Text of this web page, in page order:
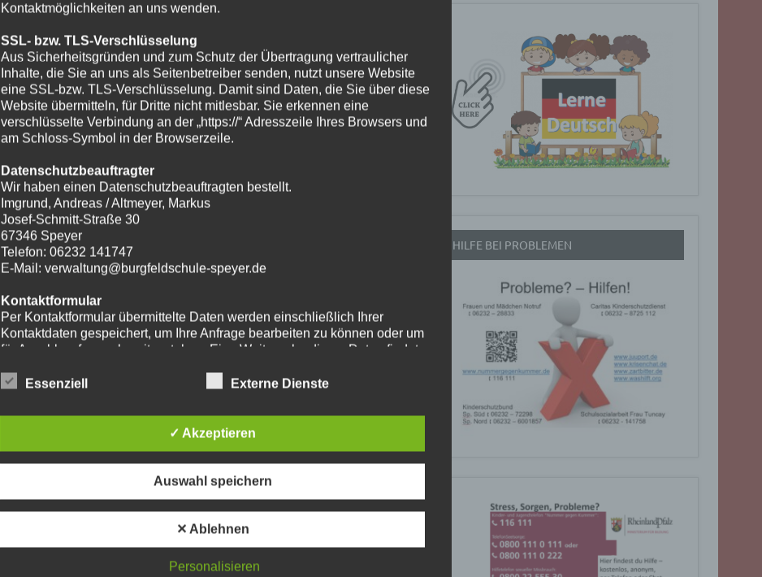
HILFE BEI PROBLEMEN
Kontaktmöglichkeiten an uns wenden.
SSL- bzw. TLS-Verschlüsselung
Aus Sicherheitsgründen und zum Schutz der Übertragung vertraulicher
Inhalte, die Sie an uns als Seitenbetreiber senden, nutzt unsere Website
eine SSL-bzw. TLS-Verschlüsselung. Damit sind Daten, die Sie über diese
Website übermitteln, für Dritte nicht mitlesbar. Sie erkennen eine
verschlüsselte Verbindung an der „https://“ Adresszeile Ihres Browsers und
am Schloss-Symbol in der Browserzeile.
Datenschutzbeauftragter
Wir haben einen Datenschutzbeauftragten bestellt.
Imgrund, Andreas / Altmeyer, Markus
Josef-Schmitt-Straße 30
67346 Speyer
Telefon: 06232 141747
E-Mail: verwaltung@burgfeldschule-speyer.de
Kontaktformular
Per Kontaktformular übermittelte Daten werden einschließlich Ihrer
Kontaktdaten gespeichert, um Ihre Anfrage bearbeiten zu können oder um
für Anschlussfragen bereitzustehen. Eine Weitergabe dieser Daten findet
Die Verarbeitung der in das Kontaktformular eingegebenen Daten erfolgt
DSGVO). Ein Widerruf Ihrer bereits erteilten Einwilligung ist jederzeit
möglich. Für den Widerruf genügt eine formlose Mitteilung per E-Mail. Die
Datenverarbeitungsvorgänge bleibt vom Widerruf unberührt.
Über das Kontaktformular übermittelte Daten verbleiben bei uns, bis Sie
uns zur Löschung auffordern, Ihre Einwilligung zur Speicherung widerrufen
oder keine Notwendigkeit der Datenspeicherung mehr besteht. Zwingende
gesetzliche Bestimmungen - insbesondere Aufbewahrungsfristen - bleiben
unberührt.
Essenziell Externe Dienste
✓ Akzeptieren
Auswahl speichern
✕ Ablehnen
Personalisieren